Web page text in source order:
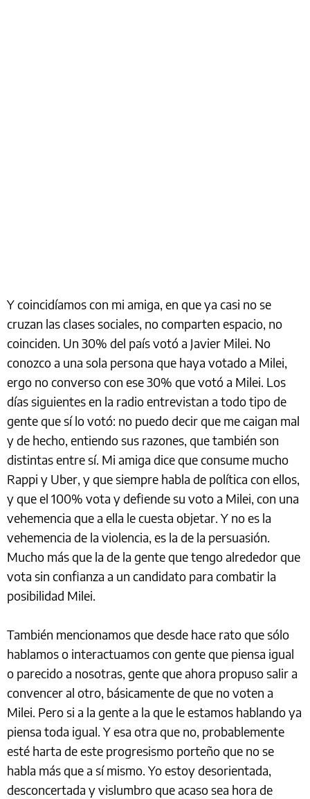
Y coincidíamos con mi amiga, en que ya casi no se
cruzan las clases sociales, no comparten espacio, no
coinciden. Un 30% del país votó a Javier Milei. No
conozco a una sola persona que haya votado a Milei,
ergo no converso con ese 30% que votó a Milei. Los
días siguientes en la radio entrevistan a todo tipo de
gente que sí lo votó: no puedo decir que me caigan mal
y de hecho, entiendo sus razones, que también son
distintas entre sí. Mi amiga dice que consume mucho
Rappi y Uber, y que siempre habla de política con ellos,
y que el 100% vota y defiende su voto a Milei, con una
vehemencia que a ella le cuesta objetar. Y no es la
vehemencia de la violencia, es la de la persuasión.
Mucho más que la de la gente que tengo alrededor que
vota sin confianza a un candidato para combatir la
posibilidad Milei.
También mencionamos que desde hace rato que sólo
hablamos o interactuamos con gente que piensa igual
o parecido a nosotras, gente que ahora propuso salir a
convencer al otro, básicamente de que no voten a
Milei. Pero si a la gente a la que le estamos hablando ya
piensa toda igual. Y esa otra que no, probablemente
esté harta de este progresismo porteño que no se
habla más que a sí mismo. Yo estoy desorientada,
desconcertada y vislumbro que acaso sea hora de